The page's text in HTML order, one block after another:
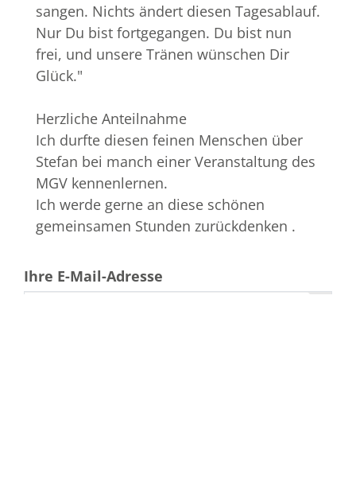
sangen. Nichts ändert diesen Tagesablauf.
Nur Du bist fortgegangen. Du bist nun
frei, und unsere Tränen wünschen Dir
Glück."
Herzliche Anteilnahme
Ich durfte diesen feinen Menschen über
Stefan bei manch einer Veranstaltung des
MGV kennenlernen.
Ich werde gerne an diese schönen
gemeinsamen Stunden zurückdenken .
Ihre E-Mail-Adresse